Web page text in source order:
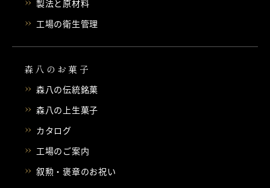
製法と原材料
工場の衛生管理
森八のお菓子
森八の伝統銘菓
森八の上生菓子
カタログ
工場のご案内
叙勲・褒章のお祝い